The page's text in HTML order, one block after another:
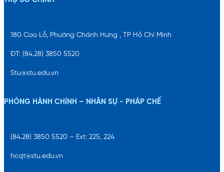
180 Cao Lỗ, Phường Chánh Hưng , TP Hồ Chí Minh
ĐT: (84.28) 3850 5520
Stu@stu.edu.vn
PHÒNG HÀNH CHÍNH – NHÂN SỰ - PHÁP CHẾ
(84.28) 3850 5520 – Ext: 225, 224
hcqt@stu.edu.vn